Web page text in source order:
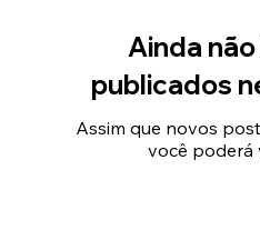
Ainda
publicados
Assim que novos
você poderá